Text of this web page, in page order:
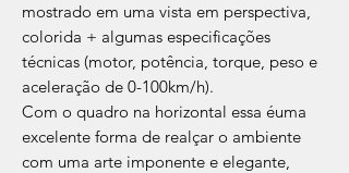
mostrado em uma vista em perspectiva,
colorida + algumas especificações
técnicas (motor, potência, torque, peso e
aceleração de 0-100km/h).
Com o quadro na horizontal essa éuma
excelente forma de realçar o ambiente
com uma arte imponente e elegante,